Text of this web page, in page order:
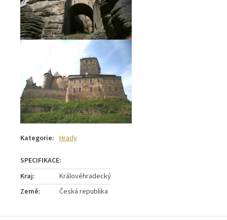
Kategorie: Hrady
Kraj:
Královéhradecký
Země: Česká republika